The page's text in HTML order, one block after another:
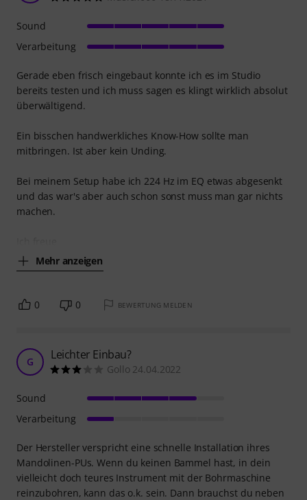
Gerade eben frisch eingebaut konnte ich es im Studio
bereits testen und ich muss sagen es klingt wirklich absolut
überwältigend.
Ein bisschen handwerkliches Know-How sollte man
mitbringen. Ist aber kein Unding.
Bei meinem Setup habe ich 224 Hz im EQ etwas abgesenkt
und das war's aber auch schon sonst muss man gar nichts
machen.
Mehr anzeigen
Sound
Verarbeitung
0 0 BEWERTUNG MELDEN
G Leichter Einbau?
Gollo 24.04.2022
Der Hersteller verspricht eine schnelle Installation ihres
Mandolinen-PUs. Wenn du keinen Bammel hast, in dein
vielleicht doch teures Instrument mit der Bohrmaschine
reinzubohren, kann das o.k. sein. Dann brauchst du neben
Sound
Verarbeitung